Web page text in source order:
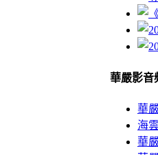
華嚴影音
華
海
華